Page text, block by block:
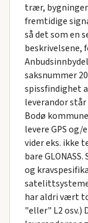
trær,
fremtidige
så det som en
beskrivelsene,
saksnummer
spissfindighet
leverandor står
Bodø
levere GPS og/
vider eks. ikke
bare
og
har aldri vært
"eller" L2 osv.)